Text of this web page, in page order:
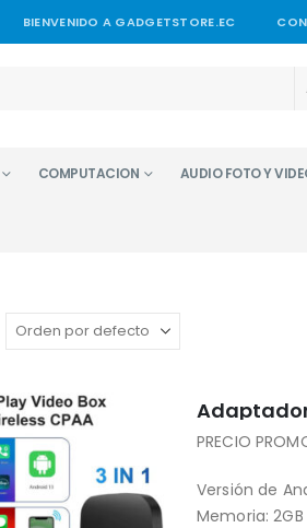
BIENVENIDO A GADGETSTORE.EC
COMPUTACION AUDIO FOTO Y
PRECIO
Versión de
Memoria: 2GB